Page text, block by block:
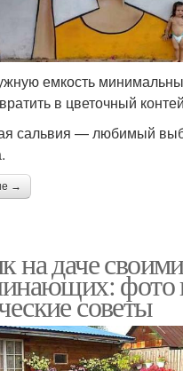
емкость
в цветочный
сальвия — любимый
→
на даче
фото
советы